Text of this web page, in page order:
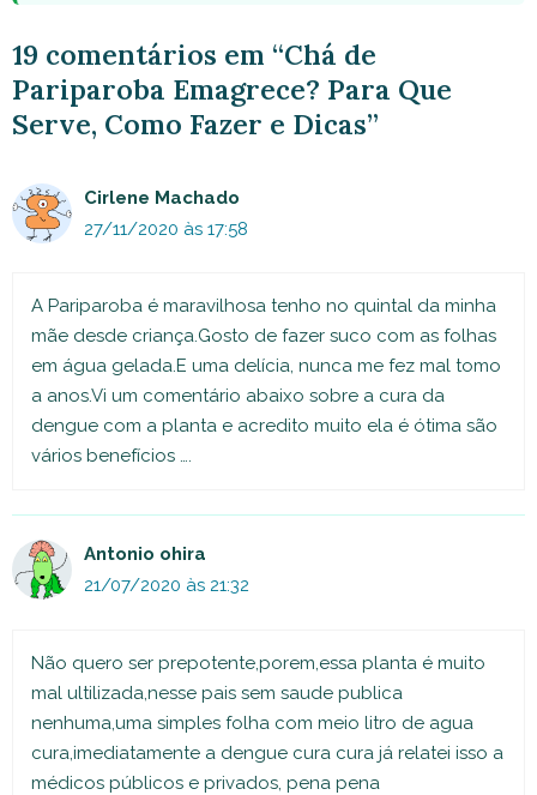
19 comentários em “Chá de
Pariparoba Emagrece? Para Que
Serve, Como Fazer e Dicas”
Cirlene Machado
27/11/2020 às 17:58
A Pariparoba é maravilhosa tenho no quintal da minha
mãe desde criança.Gosto de fazer suco com as folhas
em água gelada.E uma delícia, nunca me fez mal tomo
a anos.Vi um comentário abaixo sobre a cura da
dengue com a planta e acredito muito ela é ótima são
vários benefícios ….
Antonio ohira
21/07/2020 às 21:32
Não quero ser prepotente,porem,essa planta é muito
mal ultilizada,nesse pais sem saude publica
nenhuma,uma simples folha com meio litro de agua
cura,imediatamente a dengue cura cura já relatei isso a
médicos públicos e privados, pena pena